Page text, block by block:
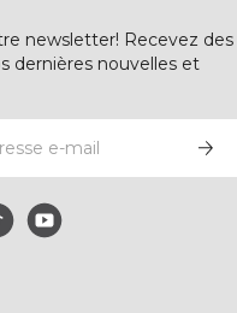
newsletter! Recevez des
dernières nouvelles et